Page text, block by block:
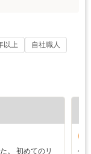
以上
自社職人
。 初めてのリ
今